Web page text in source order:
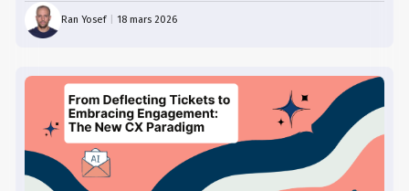
Ran Yosef |18 mars 2026